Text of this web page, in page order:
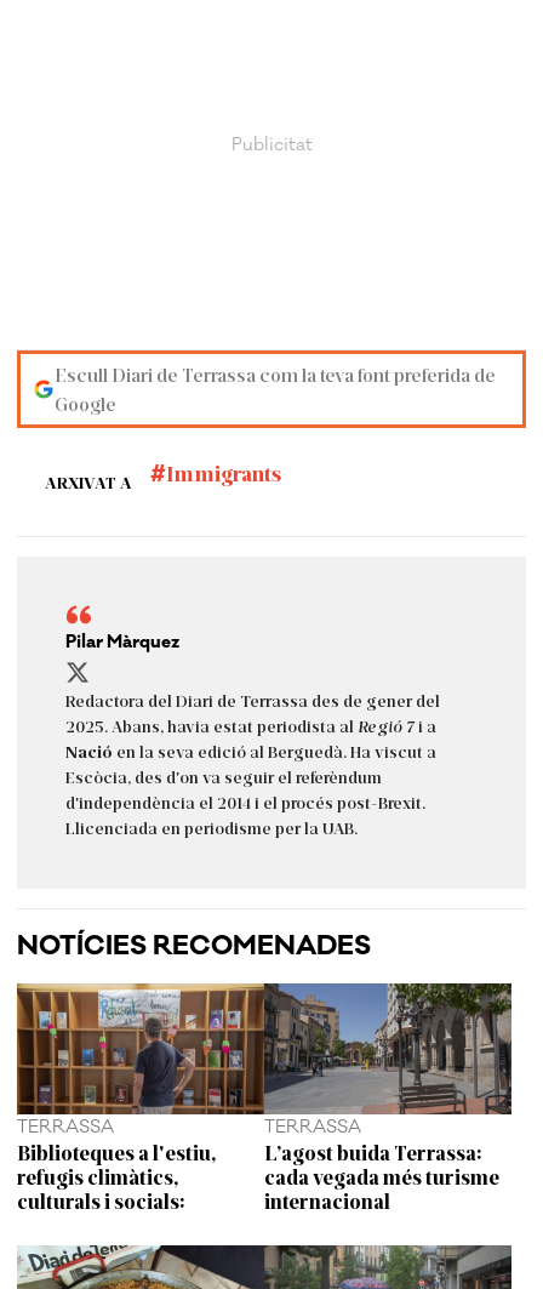
Escull Diari de Terrassa com la teva font preferida de
Google
ARXIVAT A Immigrants
Pilar Màrquez
Redactora del Diari de Terrassa des de gener del
2025. Abans, havia estat periodista al Regió 7i a
Nació en la seva edició al Berguedà. Ha viscut a
Escòcia, des d'on va seguir el referèndum
d'independència el 2014 i el procés post-Brexit.
Llicenciada en periodisme per la UAB.
NOTÍCIES RECOMENADES
TERRASSA
Biblioteques a l'estiu,
refugis climàtics,
culturals i socials:
TERRASSA
L’agost buida Terrassa:
cada vegada més turisme
internacional